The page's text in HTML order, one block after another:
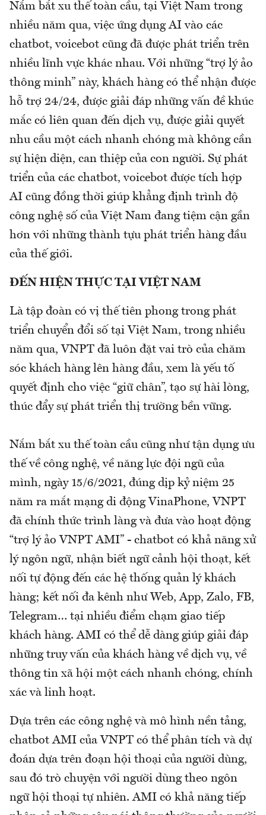
Nắm bắt xu thế toàn cầu, tại Việt Nam trong
nhiều năm qua, việc ứng dụng AI vào các
chatbot, voicebot cũng đã được phát triển trên
nhiều lĩnh vực khác nhau. Với những “trợ lý ảo
thông minh” này, khách hàng có thể nhận được
hỗ trợ 24/24, được giải đáp những vấn đề khúc
mắc có liên quan đến dịch vụ, được giải quyết
nhu cầu một cách nhanh chóng mà không cần
sự hiện diện, can thiệp của con người. Sự phát
triển của các chatbot, voicebot được tích hợp
AI cũng đồng thời giúp khẳng định trình độ
công nghệ số của Việt Nam đang tiệm cận gần
hơn với những thành tựu phát triển hàng đầu
của thế giới.
ĐẾN HIỆN THỰC TẠI VIỆT NAM
Là tập đoàn có vị thế tiên phong trong phát
triển chuyển đổi số tại Việt Nam, trong nhiều
năm qua, VNPT đã luôn đặt vai trò của chăm
sóc khách hàng lên hàng đầu, xem là yếu tố
quyết định cho việc “giữ chân”, tạo sự hài lòng,
thúc đẩy sự phát triển thị trường bền vững.
Nắm bắt xu thế toàn cầu cũng như tận dụng ưu
thế về công nghệ, về năng lực đội ngũ của
mình, ngày 15/6/2021, đúng dịp kỷ niệm 25
năm ra mắt mạng di động VinaPhone, VNPT
đã chính thức trình làng và đưa vào hoạt động
“trợ lý ảo VNPT AMI” - chatbot có khả năng xử
lý ngôn ngữ, nhận biết ngữ cảnh hội thoạt, kết
nối tự động đến các hệ thống quản lý khách
hàng; kết nối đa kênh như Web, App, Zalo, FB,
Telegram… tại nhiều điểm chạm giao tiếp
khách hàng. AMI có thể dễ dàng giúp giải đáp
những truy vấn của khách hàng về dịch vụ, về
thông tin xã hội một cách nhanh chóng, chính
xác và linh hoạt.
Dựa trên các công nghệ và mô hình nền tảng,
chatbot AMI của VNPT có thể phân tích và dự
đoán dựa trên đoạn hội thoại của người dùng,
sau đó trò chuyện với người dùng theo ngôn
ngữ hội thoại tự nhiên. AMI có khả năng tiếp